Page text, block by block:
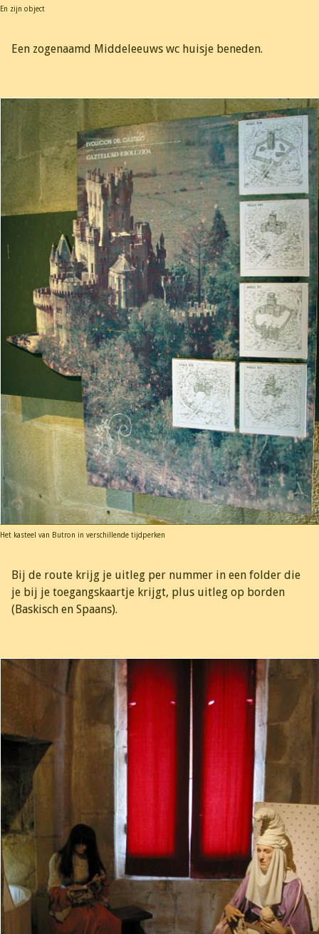
En zijn object
Een zogenaamd Middeleeuws wc huisje beneden.
Het kasteel van Butron in verschillende tijdperken
Bij de route krijg je uitleg per nummer in een folder die
je bij je toegangskaartje krijgt, plus uitleg op borden
(Baskisch en Spaans).